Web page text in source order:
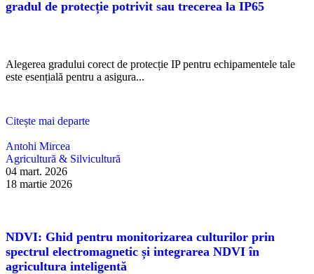
gradul de protecție potrivit sau trecerea la IP65
Alegerea gradului corect de protecție IP pentru echipamentele tale
este esențială pentru a asigura...
Citește mai departe
Antohi Mircea
Agricultură & Silvicultură
04 mart. 2026
18 martie 2026
NDVI: Ghid pentru monitorizarea culturilor prin
spectrul electromagnetic și integrarea NDVI în
agricultura inteligentă